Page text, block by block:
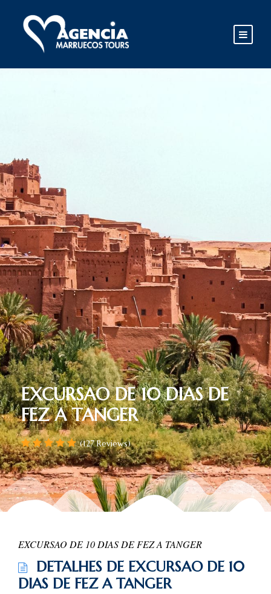
EXCURSAO DE 10 DIAS DE
FEZ A TANGER
(127 Reviews)
EXCURSAO DE 10 DIAS DE FEZ A TANGER
DETALHES DE EXCURSAO DE 10
DIAS DE FEZ A TANGER